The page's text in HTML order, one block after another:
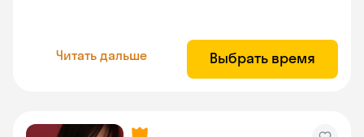
Читать дальше Выбрать время